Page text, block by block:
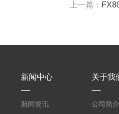
上一篇：
新闻中心
新闻资讯
关于我
公司简介